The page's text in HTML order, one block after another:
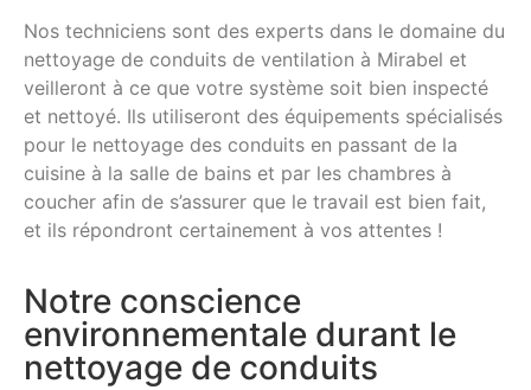
Nos techniciens sont des experts dans le domaine du
nettoyage de conduits de ventilation à Mirabel et
veilleront à ce que votre système soit bien inspecté
et nettoyé. Ils utiliseront des équipements spécialisés
pour le nettoyage des conduits en passant de la
cuisine à la salle de bains et par les chambres à
coucher afin de s’assurer que le travail est bien fait,
et ils répondront certainement à vos attentes !
Notre conscience
environnementale durant le
nettoyage de conduits